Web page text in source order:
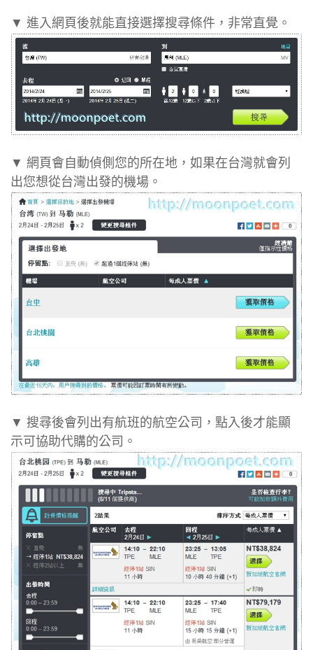
▼ 進入網頁後就能直接選擇搜尋條件，非常直覺。
▼ 網頁會自動偵側您的所在地，如果在台灣就會列
出您想從台灣出發的機場。
▼ 搜尋後會列出有航班的航空公司，點入後才能顯
示可協助代購的公司。